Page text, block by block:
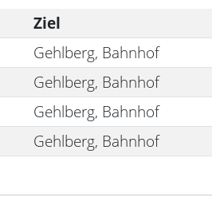
Ziel
Gehlberg, Bahnhof
Gehlberg, Bahnhof
Gehlberg, Bahnhof
Gehlberg, Bahnhof